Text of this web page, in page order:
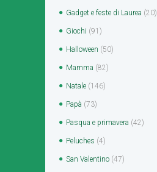
Gadget e feste di Laurea (20)
Giochi (91)
Halloween (50)
Mamma (82)
Natale (146)
Papà (73)
Pasqua e primavera (42)
Peluches (4)
San Valentino (47)